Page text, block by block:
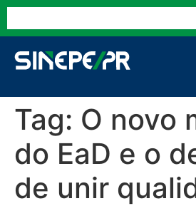
Tag: O novo
do EaD e o
de unir